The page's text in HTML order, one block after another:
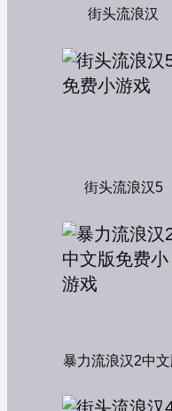
街头流浪汉
街头流浪汉5
暴力流浪汉2中文